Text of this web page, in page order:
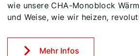
wie unsere CHA-Monoblock
und Weise, wie wir heizen,
Mehr Infos